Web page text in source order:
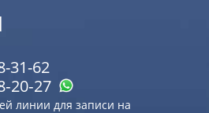
31-62
линии для записи на